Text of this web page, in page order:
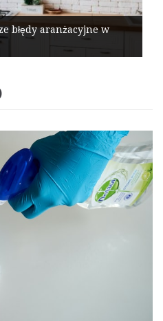
błędy aranżacyjne w